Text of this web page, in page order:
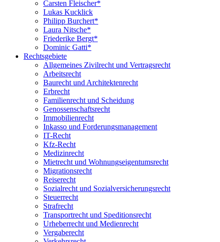
Carsten Fleischer*
Lukas Kucklick
Philipp Burchert*
Laura Nitsche*
Friederike Bergt*
Dominic Gatti*
Rechtsgebiete
Allgemeines Zivilrecht und Vertragsrecht
Arbeitsrecht
Baurecht und Architektenrecht
Erbrecht
Familienrecht und Scheidung
Genossenschaftsrecht
Immobilienrecht
Inkasso und Forderungsmanagement
IT-Recht
Kfz-Recht
Medizinrecht
Mietrecht und Wohnungseigentumsrecht
Migrationsrecht
Reiserecht
Sozialrecht und Sozialversicherungsrecht
Steuerrecht
Strafrecht
Transportrecht und Speditionsrecht
Urheberrecht und Medienrecht
Vergaberecht